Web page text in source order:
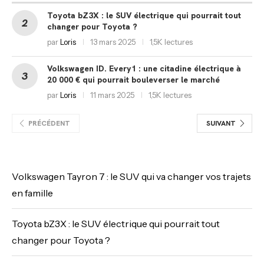
Toyota bZ3X : le SUV électrique qui pourrait tout
changer pour Toyota ?
parLoris 13 mars 2025 1,5K lectures
Volkswagen ID. Every1 : une citadine électrique à
20 000 € qui pourrait bouleverser le marché
parLoris 11 mars 2025 1,5K lectures
PRÉCÉDENT SUIVANT
Volkswagen Tayron 7 : le SUV qui va changer vos trajets
en famille
Toyota bZ3X : le SUV électrique qui pourrait tout
changer pour Toyota ?